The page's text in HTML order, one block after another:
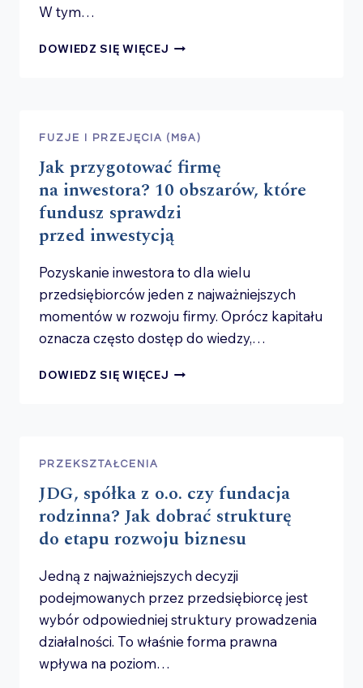
W tym…
DOWIEDZ SIĘ WIĘCEJ NAJDROŻSZE
LATACH
PROWADZENIA
BIZNESU
W POLSCE
FUZJE I PRZEJĘCIA (M&A)
Jak przygotować firmę
na inwestora? 10 obszarów, które
fundusz sprawdzi
przed inwestycją
Pozyskanie inwestora to dla wielu
przedsiębiorców jeden z najważniejszych
momentów w rozwoju firmy. Oprócz kapitału
oznacza często dostęp do wiedzy,…
DOWIEDZ SIĘ WIĘCEJ JAK
FUNDUSZ
SPRAWDZI
PRZED INWESTYCJĄ
PRZEKSZTAŁCENIA
JDG, spółka z o.o. czy fundacja
rodzinna? Jak dobrać strukturę
do etapu rozwoju biznesu
Jedną z najważniejszych decyzji
podejmowanych przez przedsiębiorcę jest
wybór odpowiedniej struktury prowadzenia
działalności. To właśnie forma prawna
wpływa na poziom…